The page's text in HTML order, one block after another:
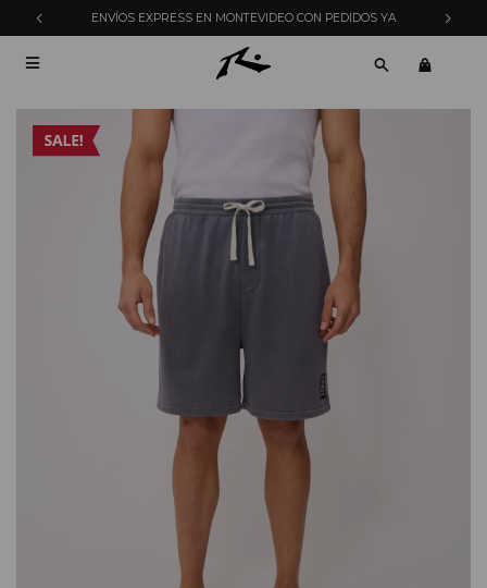
ENVÍOS EXPRESS EN MONTEVIDEO CON PEDIDOS YA
